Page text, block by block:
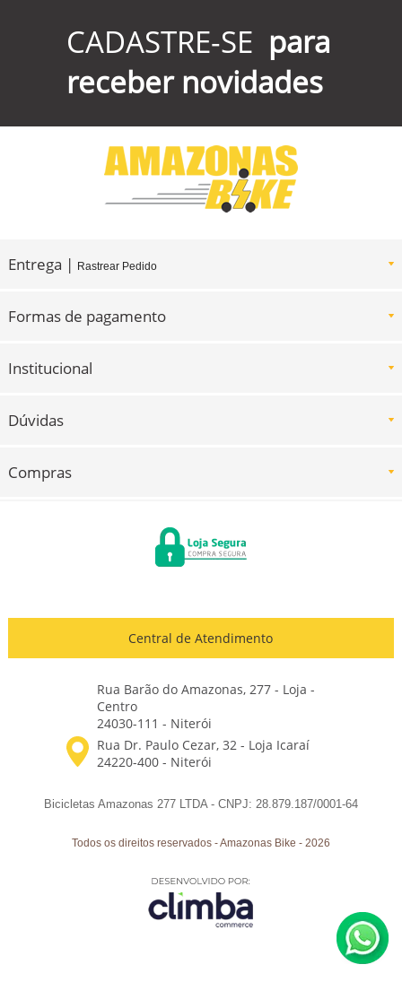
CADASTRE-SE para
receber novidades
Entrega | Rastrear Pedido
Formas de pagamento
Institucional
Dúvidas
Compras
Central de Atendimento
Rua Barão do Amazonas, 277 - Loja -
Centro
24030-111 - Niterói
Bicicletas Amazonas 277 LTDA - CNPJ: 28.879.187/0001-64
Todos os direitos reservados -Amazonas Bike -2026